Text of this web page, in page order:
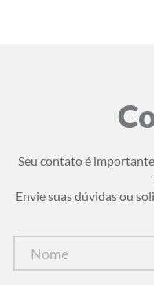
Seu contato é
Envie suas dúvidas ou